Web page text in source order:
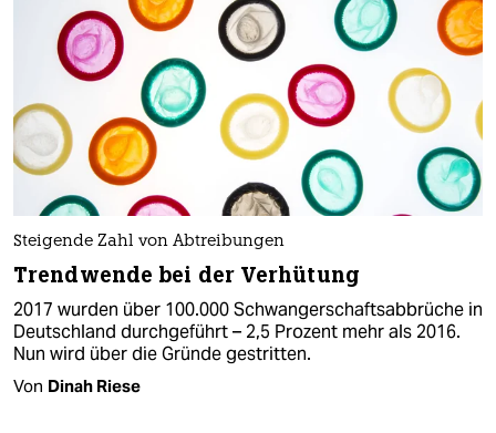
Steigende Zahl von Abtreibungen
Trendwende bei der Verhütung
2017 wurden über 100.000 Schwangerschaftsabbrüche in
Deutschland durchgeführt – 2,5 Prozent mehr als 2016.
Nun wird über die Gründe gestritten.
Von Dinah Riese